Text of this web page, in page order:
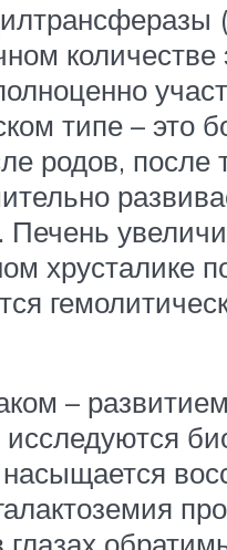
типе – это
родов, после
хрусталике
–
насыщается